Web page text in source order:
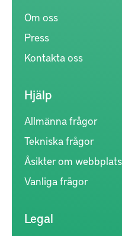
Om oss
Press
Kontakta oss
Hjälp
Allmänna frågor
Tekniska frågor
Åsikter om
Vanliga frågor
Legal